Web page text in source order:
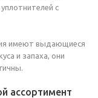
с
имеют выдающиеся
и запаха, они
ассортимент